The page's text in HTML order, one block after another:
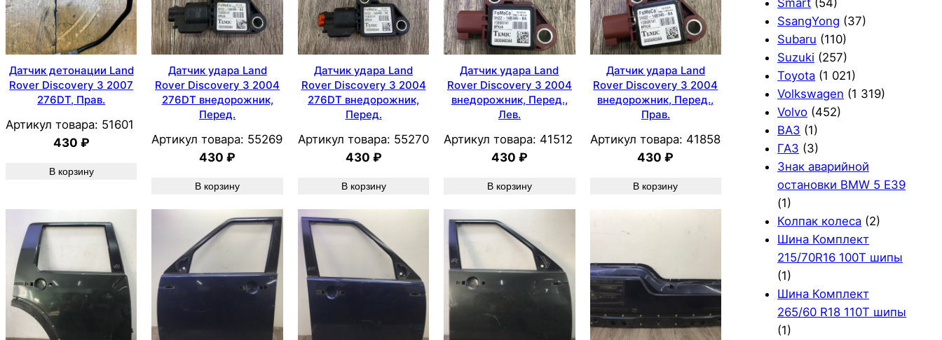
Датчик детонации Land
Rover Discovery 3 2007
276DT, Прав.
Артикул товара: 51601
430 ₽
В корзину
Датчик удара Land
Rover Discovery 3 2004
276DT внедорожник,
Перед.
Артикул товара: 55269
430₽
В корзину
Датчик удара Land
Rover Discovery 3 2004
276DT внедорожник,
Перед.
Артикул товара: 55270
430 ₽
В корзину
Датчик удара Land
Rover Discovery 3 2004
внедорожник, Перед.,
Лев.
Артикул товара: 41512
430 ₽
В корзину
Датчик удара Land
Rover Discovery 3 2004
внедорожник, Перед.,
Прав.
Артикул товара: 41858
430₽
В корзину
SsangYong (37)
Subaru (110)
Suzuki (257)
Toyota (1 021)
Volkswagen (1 319)
Volvo (452)
ВАЗ (1)
ГАЗ (3)
Знак аварийной
остановки BMW 5 E39
(1)
Колпак колеса (2)
Шина Комплект
215/70R16 100T шипы
(1)
Шина Комплект
265/60 R18 110T шипы
(1)